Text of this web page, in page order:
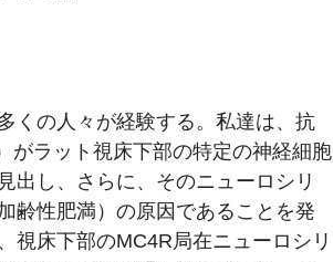
くの人々が経験する。私達は、抗
がラット視床下部の特定の神経細胞
出し、さらに、そのニューロシリ
齢性肥満）の原因であることを発
視床下部のMC4R局在ニューロシリ